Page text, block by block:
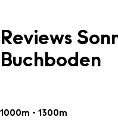
Reviews
Buchboden
1000m - 1300m